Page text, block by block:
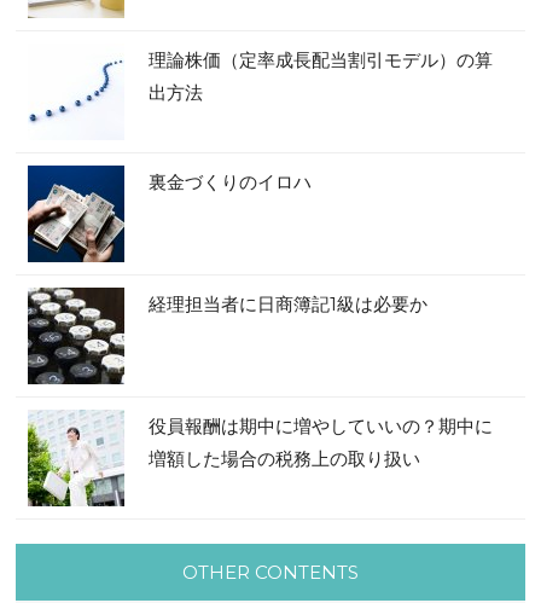
理論株価（定率成長配当割引モデル）の算
出方法
裏金づくりのイロハ
経理担当者に日商簿記1級は必要か
役員報酬は期中に増やしていいの？期中に
増額した場合の税務上の取り扱い
OTHER CONTENTS